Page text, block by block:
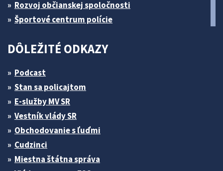
Rozvoj občianskej spoločnosti
Športové centrum polície
DÔLEŽITÉ ODKAZY
Podcast
Stan sa policajtom
E-služby MV SR
Vestník vlády SR
Obchodovanie s ľuďmi
Cudzinci
Miestna štátna správa